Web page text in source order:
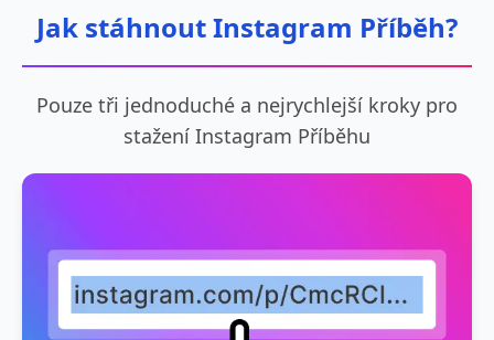
Jak stáhnout Instagram Příběh?
Pouze tři jednoduché a nejrychlejší kroky pro
stažení Instagram Příběhu